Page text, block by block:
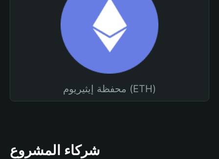
محفظة إيثيريوم (ETH)
شركاء المشروع